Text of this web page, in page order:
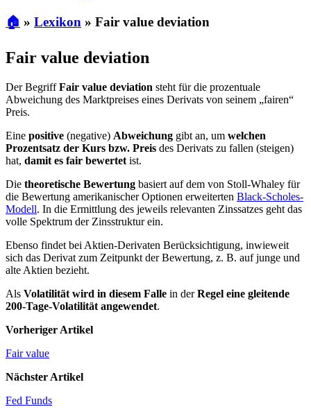
🏠 » Lexikon » Fair value deviation
Fair value deviation
Der BegriffFair value deviation steht für die prozentuale
Abweichung des Markt­preises eines Derivats von seinem „fai­ren“
Preis.
Eine positive (negative) Ab­weichung gibt an, um welchen
Prozent­satz der Kurs bzw. Preis des Derivats zu fallen (steigen)
hat, damit es fair be­wertet ist.
Die theoretische Bewertung basiert auf dem von Stoll-Whaley für
die Bewertung amerikanischer Optio­nen erweiterten Black-Scholes-
Modell. In die Ermittlung des jeweils relevanten Zinssatzes geht das
volle Spektrum der Zinsstruktur ein.
Ebenso findet bei Aktien-Derivaten Berücksichtigung, inwie­weit
sich das Derivat zum Zeitpunkt der Bewertung, z. B. auf junge und
alte Ak­tien bezieht.
Als Volatilität wird in die­sem Falle in derRegel eine gleitende
200-Tage-Volatilität angewendet.
Vorheriger Artikel
Fair value
Nächster Artikel
Fed Funds